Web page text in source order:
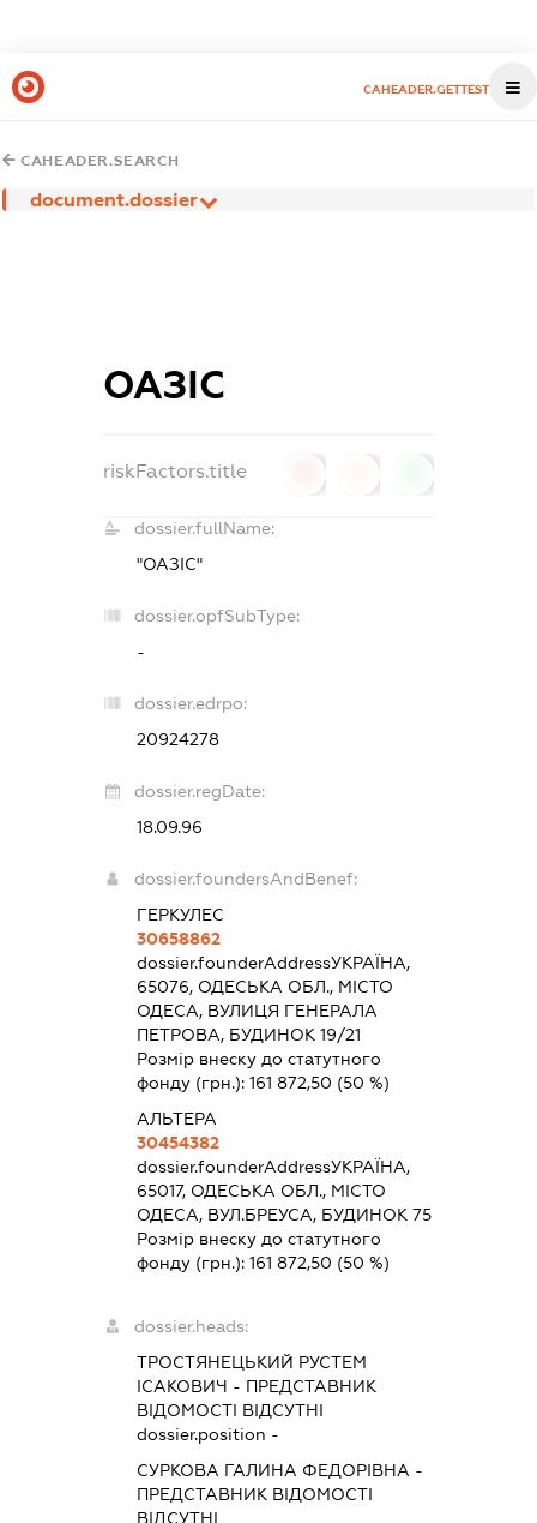
CAHEADER.GETTEST
CAHEADER.SEARCH
document.dossier
ОАЗІС
riskFactors.title
dossier.fullName:
"ОАЗІС"
dossier.opfSubType:
-
dossier.edrpo:
20924278
dossier.regDate:
18.09.96
dossier.foundersAndBenef:
ГЕРКУЛЕС
30658862
dossier.founderAddressУКРАЇНА,
65076, ОДЕСЬКА ОБЛ., МІСТО
ОДЕСА, ВУЛИЦЯ ГЕНЕРАЛА
ПЕТРОВА, БУДИНОК 19/21
Розмір внеску до статутного
фонду (грн.): 161 872,50 (50 %)
АЛЬТЕРА
30454382
dossier.founderAddressУКРАЇНА,
65017, ОДЕСЬКА ОБЛ., МІСТО
ОДЕСА, ВУЛ.БРЕУСА, БУДИНОК 75
Розмір внеску до статутного
фонду (грн.): 161 872,50 (50 %)
dossier.heads:
ТРОСТЯНЕЦЬКИЙ РУСТЕМ
ІСАКОВИЧ - ПРЕДСТАВНИК
ВІДОМОСТІ ВІДСУТНІ
dossier.position -
СУРКОВА ГАЛИНА ФЕДОРІВНА -
ПРЕДСТАВНИК ВІДОМОСТІ
ВІДСУТНІ